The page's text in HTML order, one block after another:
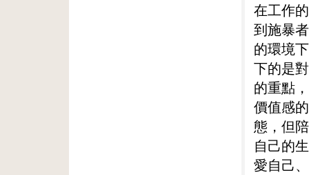
在工作
到施暴
的環境
下的是
的重點
價值感
態，但
自己的
愛自己